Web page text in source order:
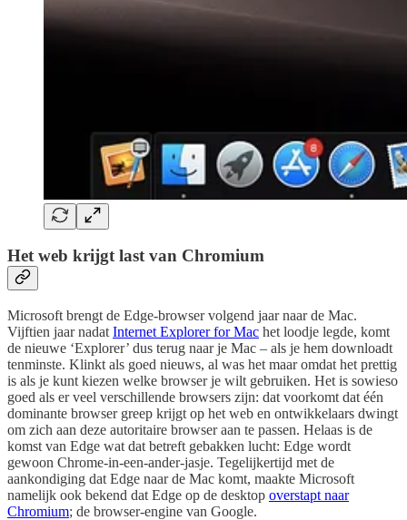
Het web krijgt last van Chromium
Microsoft brengt de Edge-browser volgend jaar naar de Mac.
Vijftien jaar nadat Internet Explorer for Mac het loodje legde, komt
de nieuwe ‘Explorer’ dus terug naar je Mac – als je hem downloadt
tenminste. Klinkt als goed nieuws, al was het maar omdat het prettig
is als je kunt kiezen welke browser je wilt gebruiken. Het is sowieso
goed als er veel verschillende browsers zijn: dat voorkomt dat één
dominante browser greep krijgt op het web en ontwikkelaars dwingt
om zich aan deze autoritaire browser aan te passen. Helaas is de
komst van Edge wat dat betreft gebakken lucht: Edge wordt
gewoon Chrome-in-een-ander-jasje. Tegelijkertijd met de
aankondiging dat Edge naar de Mac komt, maakte Microsoft
namelijk ook bekend dat Edge op de desktop overstapt naar
Chromium; de browser-engine van Google.